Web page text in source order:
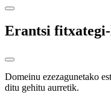
Erantsi
Domeinu ezezagunetako
ditu gehitu aurretik.